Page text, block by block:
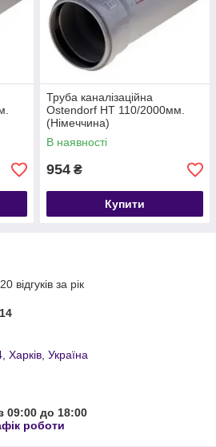
Труба каналізаційна
Ostendorf HT 110/2000мм.
(Німеччина)
В наявності
954 ₴
Купити
відгуків за рік
Харків, Україна
09:00 до 18:00
роботи